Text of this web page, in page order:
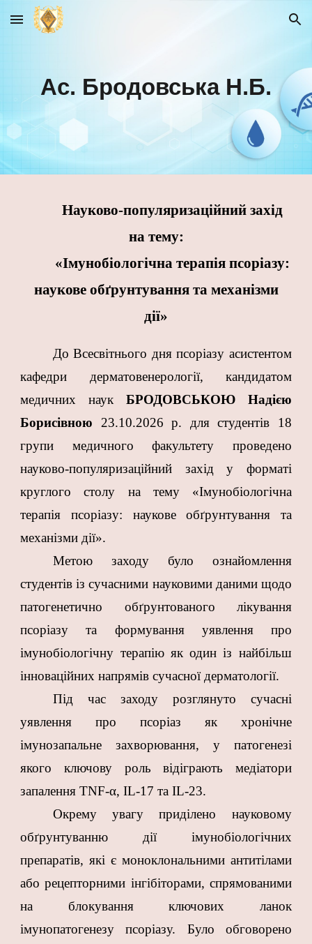
Skip to main content Skip to navigation
Ас. Бродовська Н.Б.
Науково-популяризаційний захід
на тему:
«Імунобіологічна терапія псоріазу:
наукове обґрунтування та механізми
дії»
До Всесвітнього дня псоріазу асистентом
кафедри дерматовенерології, кандидатом
медичних наук БРОДОВСЬКОЮ Надією
Борисівною 23.10.2026 р. для студентів 18
групи медичного факультету проведено
науково-популяризаційний захід у форматі
круглого столу на тему «Імунобіологічна
терапія псоріазу: наукове обґрунтування та
механізми дії».
Метою заходу було ознайомлення
студентів із сучасними науковими даними щодо
патогенетично обґрунтованого лікування
псоріазу та формування уявлення про
імунобіологічну терапію як один із найбільш
інноваційних напрямів сучасної дерматології.
Під час заходу розглянуто сучасні
уявлення про псоріаз як хронічне
імунозапальне захворювання, у патогенезі
якого ключову роль відіграють медіатори
запалення TNF-α, IL-17 та IL-23.
Окрему увагу приділено науковому
обґрунтуванню дії імунобіологічних
препаратів, які є моноклональними антитілами
або рецепторними інгібіторами, спрямованими
на блокування ключових ланок
імунопатогенезу псоріазу. Було обговорено